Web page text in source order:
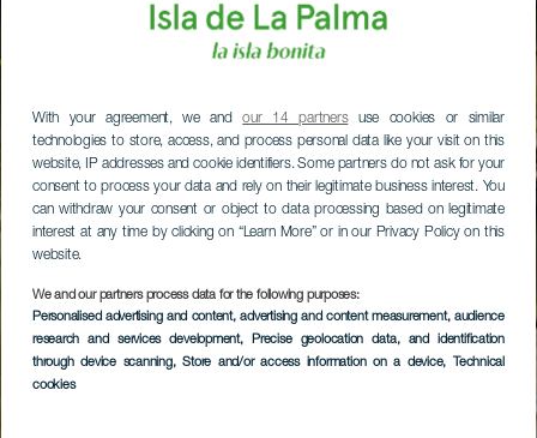
With your agreement, we andour 14 partnersuse cookies or similar
technologies to store, access, and process personal data like your visit on this
website, IP addresses and cookie identifiers. Some partners do not ask for your
consent to process your data and rely on their legitimate business interest. You
can withdraw your consent or object to data processing based on legitimate
interest at any time by clicking on “Learn More” or in our Privacy Policy on this
website.
We and our partners process data for the following purposes:
Personalised advertising and content, advertising and content measurement, audience
research and services development, Precise geolocation data, and identification
through device scanning, Store and/or access information on a device, Technical
cookies